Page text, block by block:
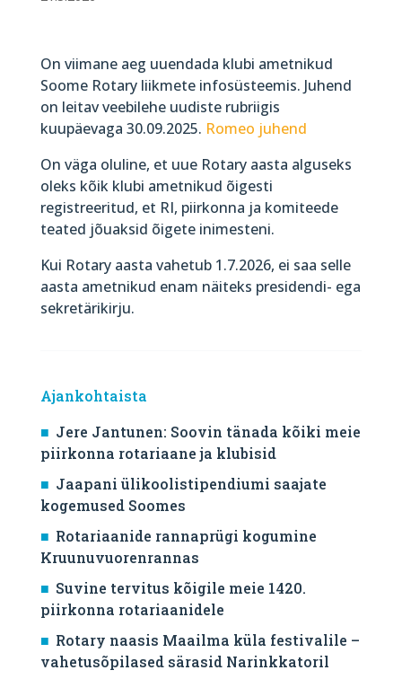
On viimane aeg uuendada klubi ametnikud
Soome Rotary liikmete infosüsteemis. Juhend
on leitav veebilehe uudiste rubriigis
kuupäevaga 30.09.2025. Romeo juhend
On väga oluline, et uue Rotary aasta alguseks
oleks kõik klubi ametnikud õigesti
registreeritud, et RI, piirkonna ja komiteede
teated jõuaksid õigete inimesteni.
Kui Rotary aasta vahetub 1.7.2026, ei saa selle
aasta ametnikud enam näiteks presidendi- ega
sekretärikirju.
Ajankohtaista
Jere Jantunen: Soovin tänada kõiki meie
piirkonna rotariaane ja klubisid
Jaapani ülikoolistipendiumi saajate
kogemused Soomes
Rotariaanide rannaprügi kogumine
Kruunuvuorenrannas
Suvine tervitus kõigile meie 1420.
piirkonna rotariaanidele
Rotary naasis Maailma küla festivalile –
vahetusõpilased särasid Narinkkatoril